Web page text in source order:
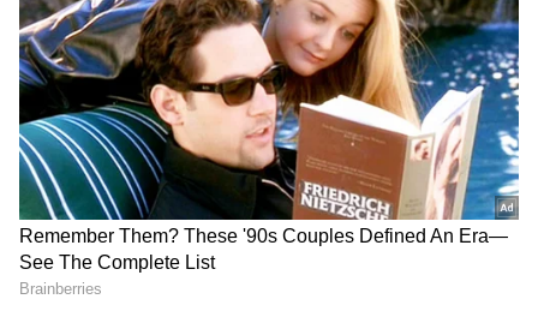
தம்பி கார்த்திக்கு முன்பே அண்ணன் சூர்யா
திரை உலகில் அறிமுகமானார். தொடக்க
காலத்தில் அவருடைய மெச்சூரிட்டி இல்லாத
நடிப்பு பெரிய அளவில் எடுபடவில்லை. ஒரு
வசனத்தை தெளிவாக கூட பேச முடியாமல்
இருந்த நடிகர் சூர்யா, அதன் பிறகு
தன்னைத்தானே செதுக்கிக் கொண்டு வளர
தொடங்கினார். அவர் நடிப்பில் வெளியான